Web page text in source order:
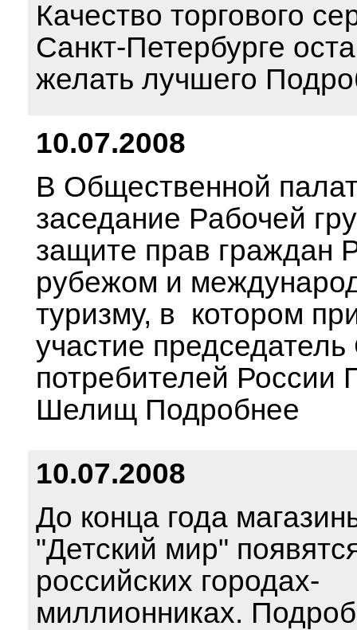
Качество торгового
Санкт-Петербурге
желать лучшего
10.07.2008
В Общественной
заседание Рабочей
защите прав граждан
рубежом и
туризму, в котором
участие
потребителей России
Шелищ Подробнее
10.07.2008
До конца года
"Детский мир"
российских городах-
миллионниках.